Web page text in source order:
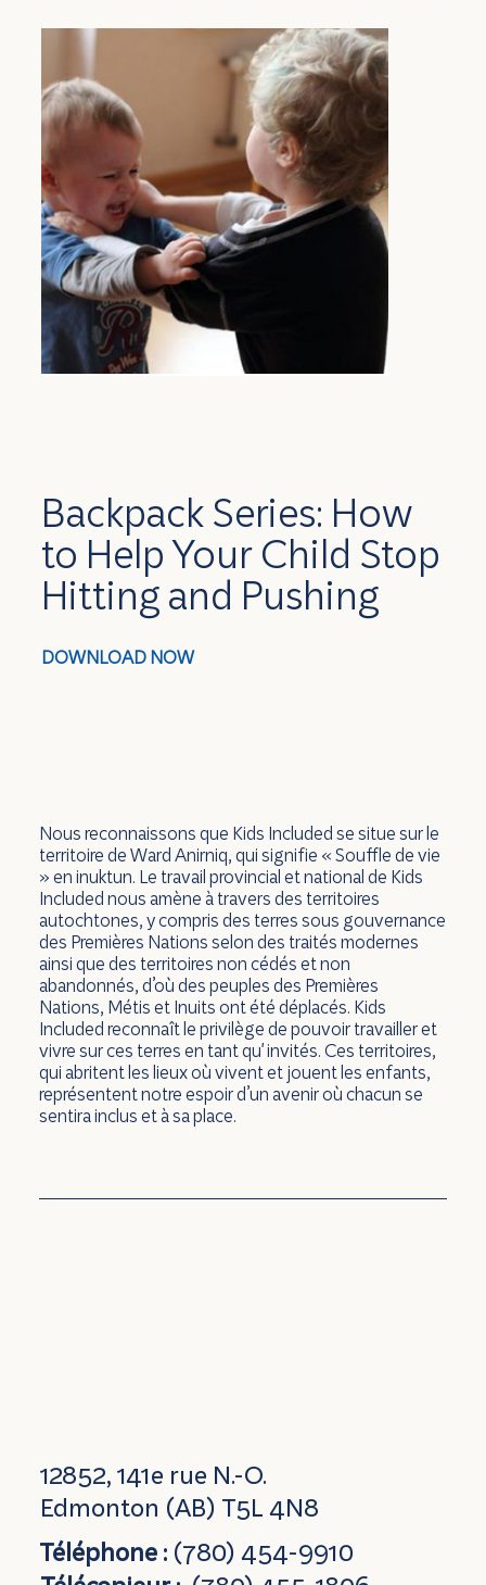
Backpack Series: How
to Help Your Child Stop
Hitting and Pushing
DOWNLOAD NOW
Nous reconnaissons que Kids Included se situe sur le
territoire de Ward Anirniq, qui signifie « Souffle de vie
» en inuktun. Le travail provincial et national de Kids
Included nous amène à travers des territoires
autochtones, y compris des terres sous gouvernance
des Premières Nations selon des traités modernes
ainsi que des territoires non cédés et non
abandonnés, d’où des peuples des Premières
Nations, Métis et Inuits ont été déplacés. Kids
Included reconnaît le privilège de pouvoir travailler et
vivre sur ces terres en tant qu' invités. Ces territoires,
qui abritent les lieux où vivent et jouent les enfants,
représentent notre espoir d’un avenir où chacun se
sentira inclus et à sa place.
12852, 141e rue N.-O.
Edmonton (AB) T5L 4N8
Téléphone : (780) 454-9910